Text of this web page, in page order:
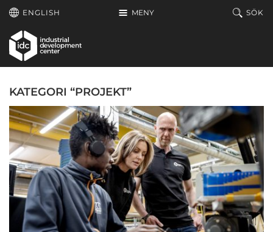
Hoppa till huvudinnehållet
MENY
ENGLISH SÖK
KATEGORI “PROJEKT”